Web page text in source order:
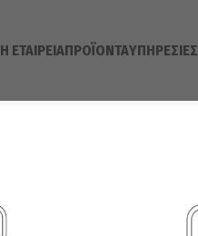
H ΕΤΑΙΡΕΊΑΠΡΟΪΌΝΤΑΥΠΗΡΕΣΊΕΣ